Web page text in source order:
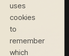
uses
cookies
to
remember
which